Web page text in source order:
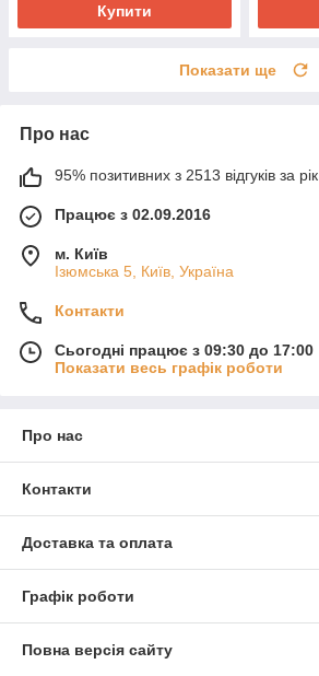
Купити
Показати ще
Про нас
95% позитивних з 2513 відгуків за рік
Працює з 02.09.2016
м. Київ
Ізюмська 5, Київ, Україна
Контакти
Сьогодні працює з 09:30 до 17:00
Показати весь графік роботи
Про нас
Контакти
Доставка та оплата
Графік роботи
Повна версія сайту